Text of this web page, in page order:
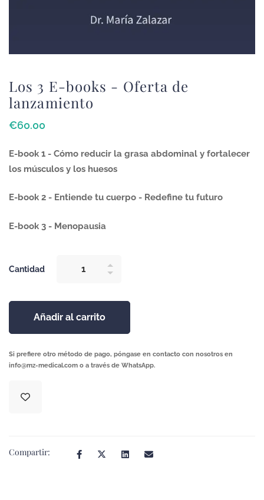
Los 3 E-books - Oferta de
lanzamiento
€60.00
E-book 1 - Cómo reducir la grasa abdominal y fortalecer
los músculos y los huesos
E-book 2 - Entiende tu cuerpo - Redefine tu futuro
E-book 3 - Menopausia
Cantidad
Añadir al carrito
Si prefiere otro método de pago, póngase en contacto con nosotros en
info@mz-medical.com o a través de WhatsApp.
Compartir: